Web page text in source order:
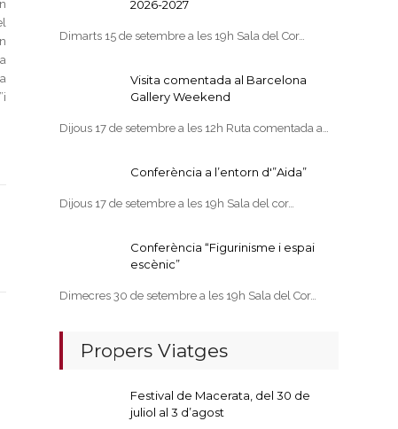
2026-2027
Dimarts 15 de setembre a les 19h Sala del Cor…
Visita comentada al Barcelona
Gallery Weekend
Dijous 17 de setembre a les 12h Ruta comentada a…
Conferència a l’entorn d'”Aida”
Dijous 17 de setembre a les 19h Sala del cor…
Conferència “Figurinisme i espai
escènic”
Dimecres 30 de setembre a les 19h Sala del Cor…
Propers Viatges
Festival de Macerata, del 30 de
juliol al 3 d’agost